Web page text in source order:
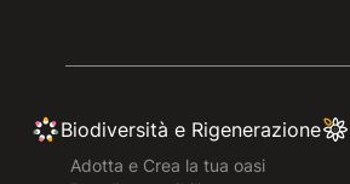
Biodiversità e Rigenerazione
Adotta e Crea la tua oasi